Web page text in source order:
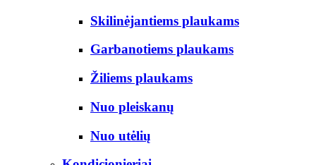
Skilinėjantiems plaukams
Garbanotiems plaukams
Žiliems plaukams
Nuo pleiskanų
Nuo utėlių